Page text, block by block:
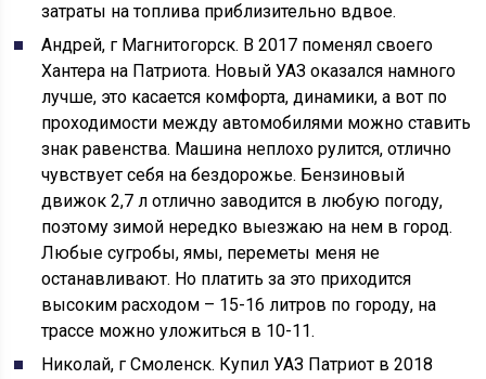
затраты на топлива приблизительно вдвое.
Андрей, г Магнитогорск. В 2017 поменял своего
Хантера на Патриота. Новый УАЗ оказался намного
лучше, это касается комфорта, динамики, а вот по
проходимости между автомобилями можно ставить
знак равенства. Машина неплохо рулится, отлично
чувствует себя на бездорожье. Бензиновый
движок 2,7 л отлично заводится в любую погоду,
поэтому зимой нередко выезжаю на нем в город.
Любые сугробы, ямы, переметы меня не
останавливают. Но платить за это приходится
высоким расходом – 15-16 литров по городу, на
трассе можно уложиться в 10-11.
Николай, г Смоленск. Купил УАЗ Патриот в 2018